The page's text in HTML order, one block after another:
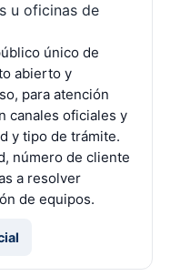
u oficinas de
único de
abierto y
para atención
canales oficiales y
y tipo de trámite.
número de cliente
a resolver
de equipos.